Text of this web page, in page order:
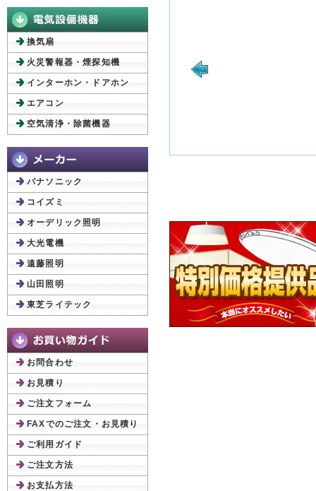
換気扇
火災警報器・煙探知機
インターホン・ドアホン
エアコン
空気清浄・除菌機器
パナソニック
コイズミ
オーデリック照明
大光電機
遠藤照明
山田照明
東芝ライテック
お問合わせ
お見積り
ご注文フォーム
FAXでのご注文・お見積り
ご利用ガイド
ご注文方法
お支払方法